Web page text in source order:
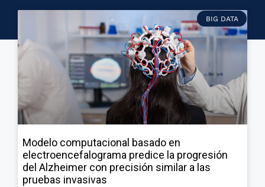
BIG DATA
Modelo computacional basado en
electroencefalograma predice la progresión
del Alzheimer con precisión similar a las
pruebas invasivas